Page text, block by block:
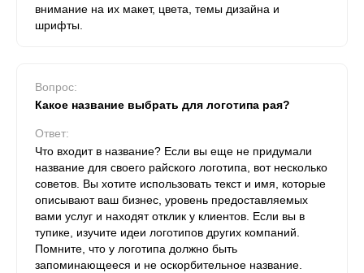
внимание на их макет, цвета, темы дизайна и
шрифты.
Вопрос:
Какое название выбрать для логотипа рая?
Ответ:
Что входит в название? Если вы еще не придумали
название для своего райского логотипа, вот несколько
советов. Вы хотите использовать текст и имя, которые
описывают ваш бизнес, уровень предоставляемых
вами услуг и находят отклик у клиентов. Если вы в
тупике, изучите идеи логотипов других компаний.
Помните, что у логотипа должно быть
запоминающееся и не оскорбительное название.